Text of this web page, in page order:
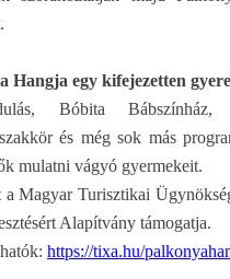
Hangja egy kifejezetten
Bóbita Bábszínház,
és még sok más
mulatni vágyó gyermekeit.
a Magyar Turisztikai
Alapítvány támogatja.
https://tixa.hu/